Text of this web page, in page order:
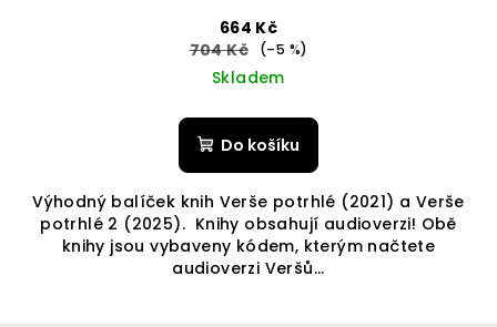
664 Kč
704 Kč
(–5 %)
Skladem
Do košíku
Výhodný balíček knih Verše potrhlé (2021) a Verše
potrhlé 2 (2025). Knihy obsahují audioverzi! Obě
knihy jsou vybaveny kódem, kterým načtete
audioverzi Veršů...